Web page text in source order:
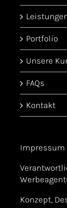
Portfolio
Unsere
FAQs
Kontakt
Impressum
Konzept,